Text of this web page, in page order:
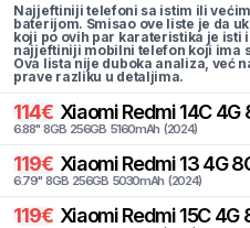
Najjeftiniji telefoni sa istim ili
baterijom. Smisao ove liste je da
koji po ovih par karateristika je isti
najjeftiniji mobilni telefon koji ima
Ova lista nije duboka analiza, već
prave razliku u detaljima.
114€ Xiaomi Redmi 14C 4G
6.88" 8GB 256GB 5160mAh (2024)
119€ Xiaomi Redmi 13 4G
6.79" 8GB 256GB 5030mAh (2024)
119€ Xiaomi Redmi 15C 4G